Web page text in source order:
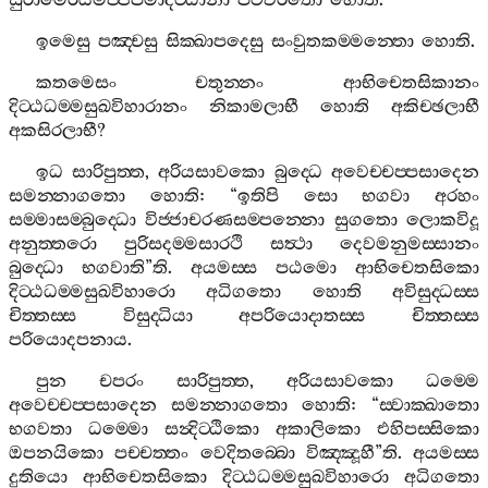
ඉමෙසු පඤ‍්චසු සික‍්ඛාපදෙසු සංවුතකම‍්මන‍්තො හොති.
කතමෙසං
චතුන‍්නං
ආභිචෙතසිකානං
දිට‍්ඨධම‍්මසුඛවිහාරානං
නිකාමලාභී හොති
අකිච‍්ඡලාභී
අකසිරලාභී?
ඉධ සාරිපුත‍්ත,අරියසාවකො බුද‍්ධෙ අවෙච‍්චප‍්පසාදෙන
සමන‍්නාගතො
හොති: “ඉතිපි සො භගවා
අරහං
සම‍්මාසම‍්බුද‍්ධො විජ‍්ජාචරණසම‍්පන‍්නො සුගතො ලොකවිදූ
අනුත‍්තරො
පුරිසදම‍්මසාරථි සත්‍ථා
දෙවමනුමස‍්සානං
බුද‍්ධො
භගවාති”ති. අයමස‍්ස පඨමො
ආභිචෙතසිකො
දිට‍්ඨධම‍්මසුඛවිහාරො
අධිගතො හොති
අවිසුද‍්ධස‍්ස
චිත‍්තස‍්ස
විසුද‍්ධියා අපරියොදාතස‍්ස
චිත‍්තස‍්ස
පරියොදපනාය.
පුන
චපරං සාරිපුත‍්ත, අරියසාවකො
ධම‍්මෙ
අවෙච‍්චප‍්පසාදෙන
සමන‍්නාගතො හොති: “ස‍්වාක‍්ඛාතො
භගවතා
ධම‍්මො සන්‍දිට‍්ඨිකො අකාලිකො
එහිපස‍්සිකො
ඔපනයිකො පච‍්චත‍්තං වෙදිතබ‍්බො විඤ‍්ඤූහී”ති. අයමස‍්ස
දුතියො
ආභිචෙතසිකො දිට‍්ඨධම‍්මසුඛවිහාරො අධිගතො